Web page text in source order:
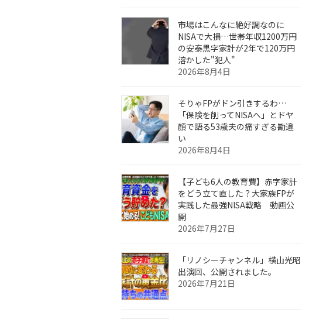
市場はこんなに絶好調なのに
NISAで大損…世帯年収1200万円
の安泰黒字家計が2年で120万円
溶かした"犯人"
2026年8月4日
そりゃFPがドン引きするわ…
「保険を削ってNISAへ」とドヤ
顔で語る53歳夫の痛すぎる勘違
い
2026年8月4日
【子ども6人の教育費】赤字家計
をどう立て直した？大家族FPが
実践した最強NISA戦略 動画公
開
2026年7月27日
「リノシーチャンネル」横山光昭
出演回、公開されました。
2026年7月21日